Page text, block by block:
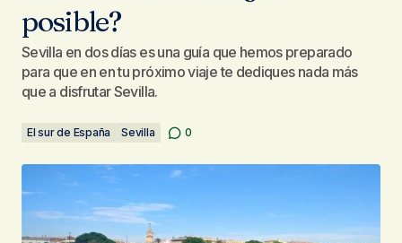
posible?
Sevilla en dos días es una guía que hemos preparado
para que en en tu próximo viaje te dediques nada más
que a disfrutar Sevilla.
El sur de España Sevilla 0